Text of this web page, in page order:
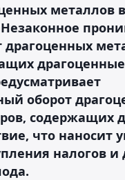
металлов
оборот
содержащих
что наносит
налогов и